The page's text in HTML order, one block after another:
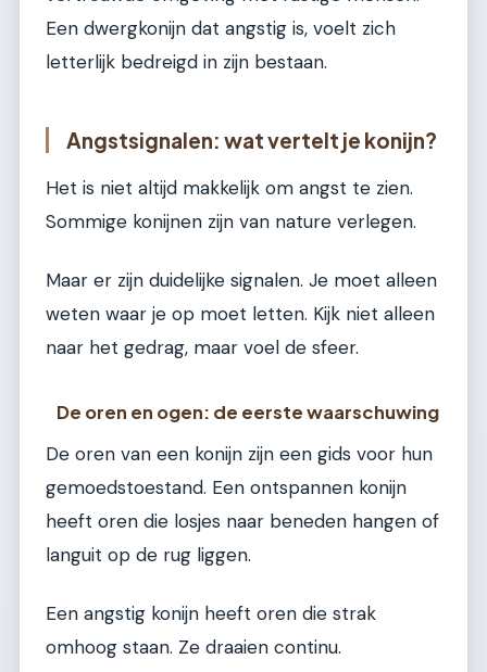
Een dwergkonijn dat angstig is, voelt zich
letterlijk bedreigd in zijn bestaan.
Angstsignalen: wat vertelt je konijn?
Het is niet altijd makkelijk om angst te zien.
Sommige konijnen zijn van nature verlegen.
Maar er zijn duidelijke signalen. Je moet alleen
weten waar je op moet letten. Kijk niet alleen
naar het gedrag, maar voel de sfeer.
De oren en ogen: de eerste waarschuwing
De oren van een konijn zijn een gids voor hun
gemoedstoestand. Een ontspannen konijn
heeft oren die losjes naar beneden hangen of
languit op de rug liggen.
Een angstig konijn heeft oren die strak
omhoog staan. Ze draaien continu.